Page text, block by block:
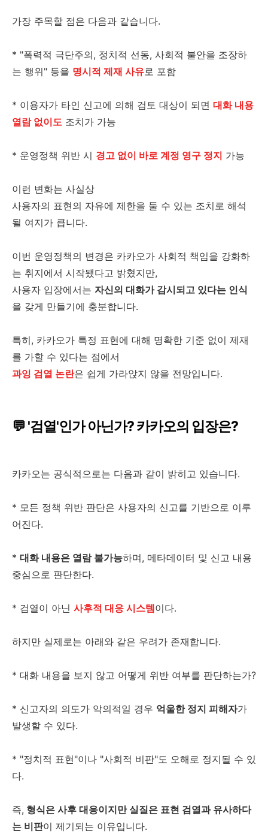
가장 주목할 점은 다음과 같습니다.
* "폭력적 극단주의, 정치적 선동, 사회적 불안을 조장하
는 행위" 등을 명시적 제재 사유로 포함
* 이용자가 타인 신고에 의해 검토 대상이 되면 대화 내용
열람 없이도 조치가 가능
* 운영정책 위반 시 경고 없이 바로 계정 영구 정지 가능
이런 변화는 사실상
사용자의 표현의 자유에 제한을 둘 수 있는 조치로 해석
될 여지가 큽니다.
이번 운영정책의 변경은 카카오가 사회적 책임을 강화하
는 취지에서 시작됐다고 밝혔지만,
사용자 입장에서는 자신의 대화가 감시되고 있다는 인식
을 갖게 만들기에 충분합니다.
특히, 카카오가 특정 표현에 대해 명확한 기준 없이 제재
를 가할 수 있다는 점에서
과잉 검열 논란은 쉽게 가라앉지 않을 전망입니다.
💬 '검열'인가 아닌가? 카카오의 입장은?
카카오는 공식적으로는 다음과 같이 밝히고 있습니다.
* 모든 정책 위반 판단은 사용자의 신고를 기반으로 이루
어진다.
* 대화 내용은 열람 불가능하며, 메타데이터 및 신고 내용
중심으로 판단한다.
* 검열이 아닌 사후적 대응 시스템이다.
하지만 실제로는 아래와 같은 우려가 존재합니다.
* 대화 내용을 보지 않고 어떻게 위반 여부를 판단하는가?
* 신고자의 의도가 악의적일 경우 억울한 정지 피해자가
발생할 수 있다.
* "정치적 표현"이나 "사회적 비판"도 오해로 정지될 수 있
다.
즉, 형식은 사후 대응이지만 실질은 표현 검열과 유사하다
는 비판이 제기되는 이유입니다.